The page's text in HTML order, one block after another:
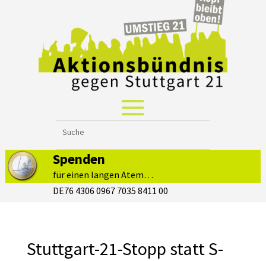
Spenden
für einen langen Atem…
DE76 4306 0967 7035 8411 00
Stuttgart-21-Stopp statt S-